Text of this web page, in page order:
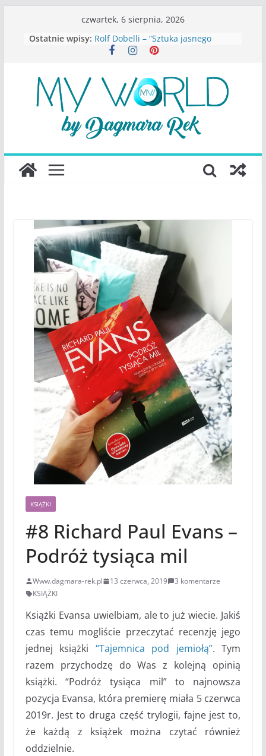
czwartek, 6 sierpnia, 2026
Ostatnie wpisy: Rolf Dobelli – “Sztuka jasnego
myślenia”
Konstancina. Sekrety seksbiznesu”
Katarzyna Lewandowicz – Zanim
straciliśmy siebie
Judith Joseph – “Wysoko
funkcjonująca depresja”
S.Wynn-Williams – “Bezwzględni. O
największego portalu
KSIĄŻKI
#8 Richard Paul Evans –
Podróż tysiąca mil
Www.dagmara-rek.pl 13 czerwca, 2019
3 komentarze
KSIĄŻKI
Książki Evansa uwielbiam, ale to już wiecie. Jakiś
czas temu mogliście przeczytać recenzję jego
jednej książki “Tajemnica pod jemiołą”. Tym
razem przychodzę do Was z kolejną opinią
książki. “Podróż tysiąca mil” to najnowsza
pozycja Evansa, która premierę miała 5 czerwca
2019r. Jest to druga część trylogii, fajne jest to,
że każdą z książek można czytać również
oddzielnie.